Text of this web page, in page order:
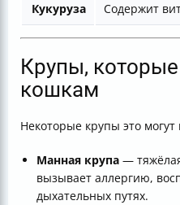
Кукуруза Содержит
Крупы,
кошкам
Некоторые крупы это могут
Манная крупа —
вызывает аллергию,
дыхательных путях.